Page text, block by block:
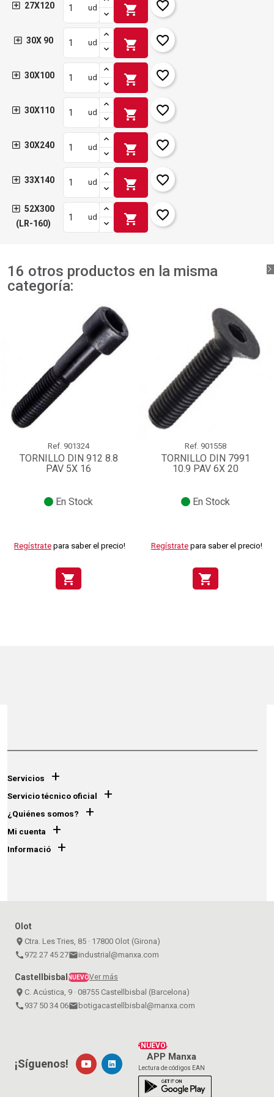
27X120 ud shopping_cart favorite_border
30X 90 ud shopping_cart favorite_border
30X100 ud shopping_cart favorite_border
30X110 ud shopping_cart favorite_border
30X240 ud shopping_cart favorite_border
33X140 ud shopping_cart favorite_border
52X300
(LR-160)
ud shopping_cart favorite_border
16 otros productos en la misma
categoría:
Ref. 901324
TORNILLO DIN 912 8.8
PAV 5X 16
En Stock
Regístrate para saber el precio!
shopping_cart
Ref. 901558
TORNILLO DIN 7991
10.9 PAV 6X 20
En Stock
Regístrate para saber el precio!
shopping_cart
Servicios +
Servicio técnico oficial +
¿Quiénes somos? +
Mi cuenta +
Informació +
Olot
place Ctra. Les Tries, 85 · 17800 Olot (Girona)
call 972 27 45 27emailindustrial@manxa.com
CastellbisbalNUEVOVer más
place C. Acústica, 9 · 08755 Castellbisbal (Barcelona)
call 937 50 34 06emailbotigacastellbisbal@manxa.com
¡NUEVO!
APP Manxa
Lectura de códigos EAN
¡Síguenos!